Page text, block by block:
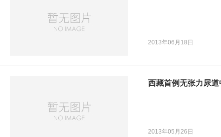
2013年06月18日
西藏首例无张力尿
2013年05月26日